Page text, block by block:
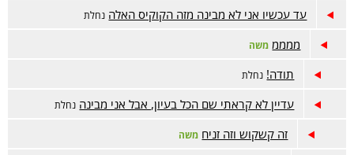
עד עכשיו אני לא מבינה מזה הקוקיס האלה נחלת
ממממ משה
תודה! נחלת
עדיין לא קראתי שם הכל בעיון, אבל אני מבינה נחלת
זה קשקוש וזה זניח משה